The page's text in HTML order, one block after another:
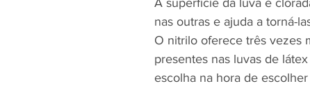
A superfície da luva é
nas outras e ajuda a torná-
O nitrilo oferece três vezes
presentes nas luvas de
escolha na hora de